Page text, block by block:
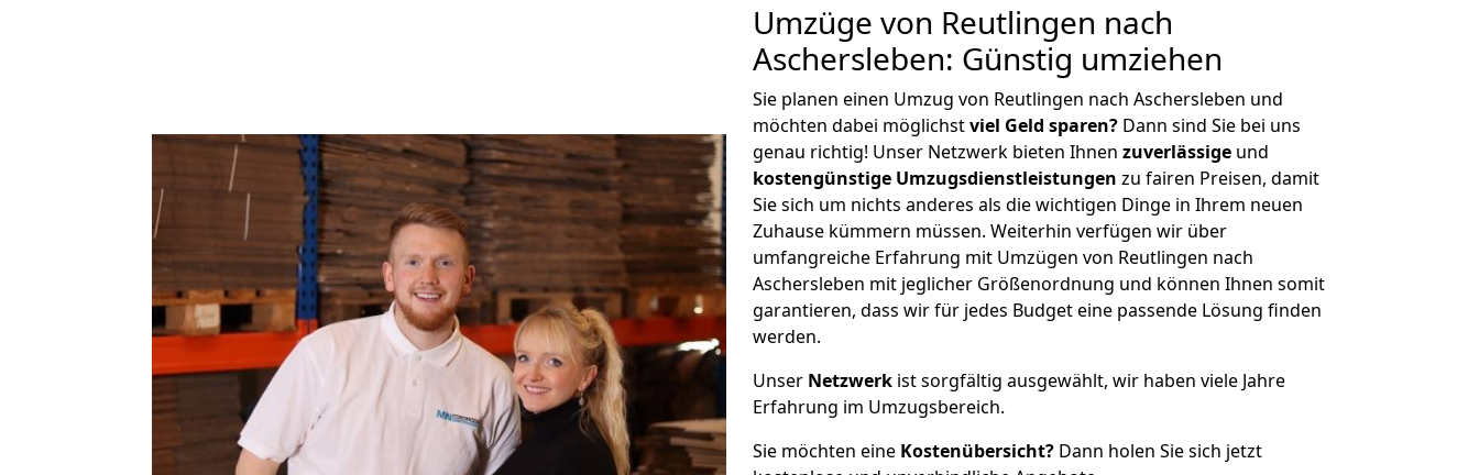
Umzüge von Reutlingen nach
Aschersleben: Günstig umziehen
Sie planen einen Umzug von Reutlingen nach Aschersleben und
möchten dabei möglichstviel Geld sparen? Dann sind Sie bei uns
genau richtig! Unser Netzwerk bieten Ihnen zuverlässige und
kostengünstige Umzugsdienstleistungen zu fairen Preisen, damit
Sie sich um nichts anderes als die wichtigen Dinge in Ihrem neuen
Zuhause kümmern müssen. Weiterhin verfügen wir über
umfangreiche Erfahrung mit Umzügen von Reutlingen nach
Aschersleben mit jeglicher Größenordnung und können Ihnen somit
garantieren, dass wir für jedes Budget eine passende Lösung finden
werden.
Unser Netzwerk ist sorgfältig ausgewählt, wir haben viele Jahre
Erfahrung im Umzugsbereich.
Sie möchten eine Kostenübersicht? Dann holen Sie sich jetzt